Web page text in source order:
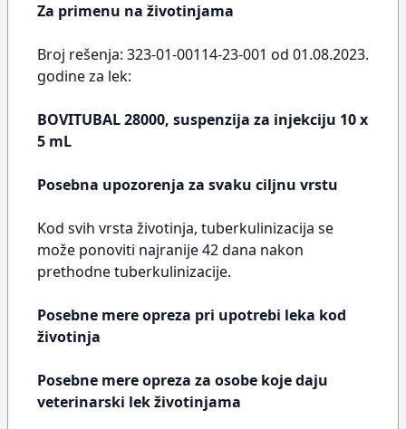
Za primenu na životinjama
Broj rešenja: 323-01-00114-23-001 od 01.08.2023.
godine za lek:
BOVITUBAL 28000, suspenzija za injekciju 10 x
5 mL
Posebna upozorenja za svaku ciljnu vrstu
Kod svih vrsta životinja, tuberkulinizacija se
može ponoviti najranije 42 dana nakon
prethodne tuberkulinizacije.
Posebne mere opreza pri upotrebi leka kod
životinja
Posebne mere opreza za osobe koje daju
veterinarski lek životinjama